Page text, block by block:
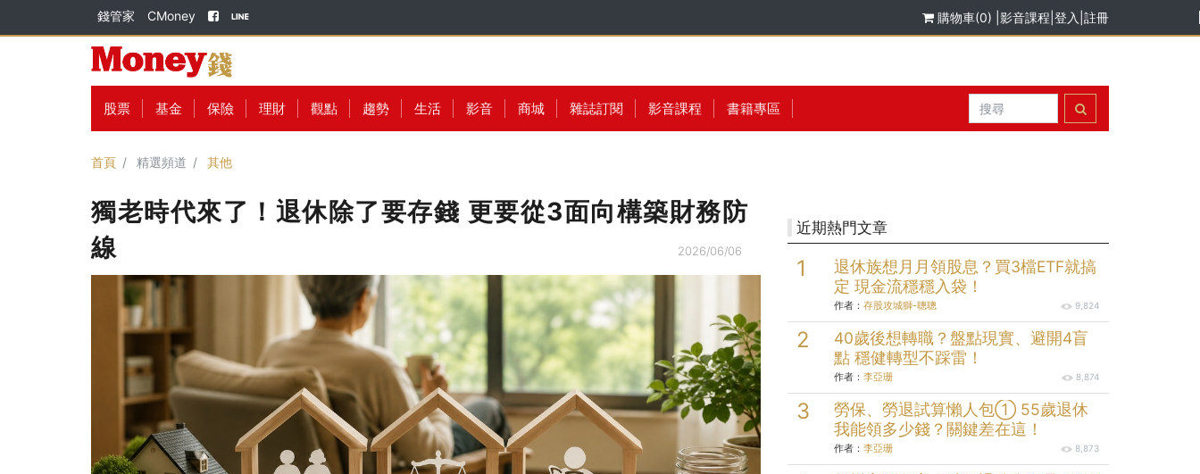
錢管家 CMoney 購物車(0) 影音課程 登入 註冊
股票 基金 保險 理財 觀點 趨勢 生活 影音 商城 雜誌訂閱 影音課程 書籍專區
首頁 精選頻道 其他
獨老時代來了！退休除了要存錢 更要從3面向構築財務防
線
2026/06/06
近期熱門文章
退休族想月月領股息？買3檔ETF就搞
定 現金流穩穩入袋！
作者： 存股攻城獅-聰聰 9,824
40歲後想轉職？盤點現實、避開4盲
點 穩健轉型不踩雷！
作者： 李亞珊 8,874
勞保、勞退試算懶人包① 55歲退休
我能領多少錢？關鍵差在這！
作者： 李亞珊 8,873